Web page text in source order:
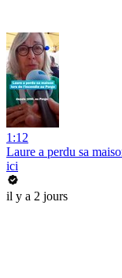
1:12
Laure a perdu sa
ici
il y a 2 jours